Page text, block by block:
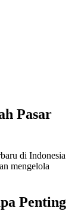
Pasar
di Indonesia
mengelola
Penting